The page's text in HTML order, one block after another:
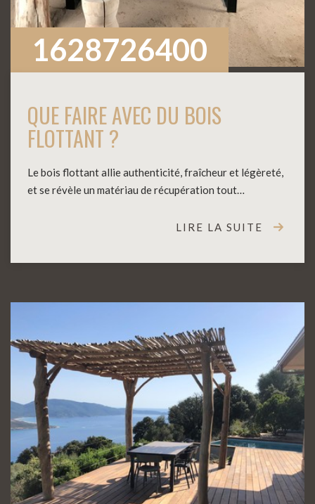
1628726400
QUE FAIRE AVEC DU BOIS
FLOTTANT ?
Le bois flottant allie authenticité, fraîcheur et légèreté,
et se révèle un matériau de récupération tout…
LIRE LA SUITE